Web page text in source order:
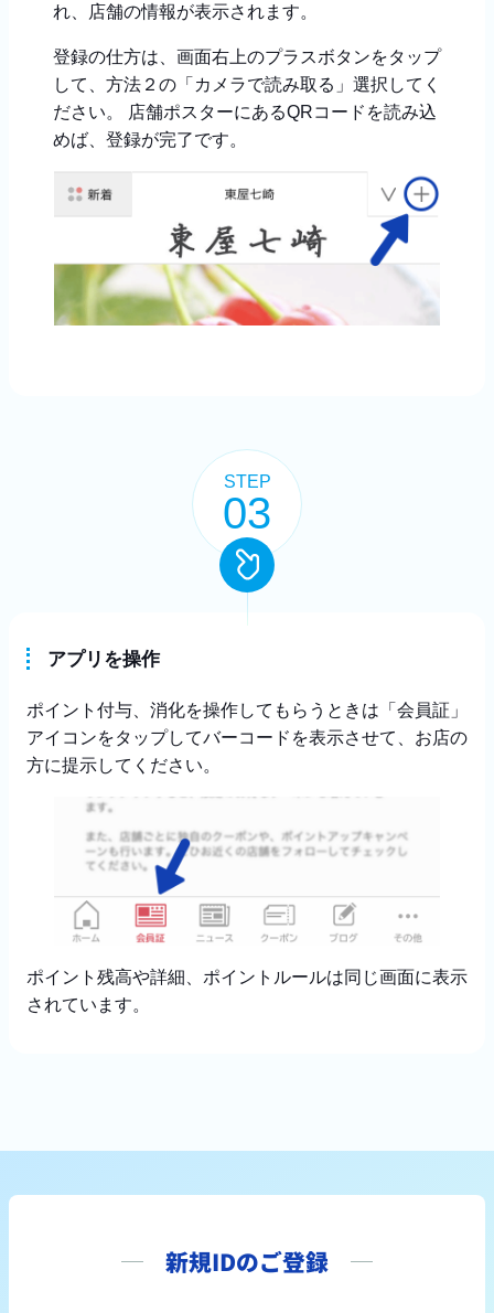
れ、店舗の情報が表示されます。
登録の仕方は、画面右上のプラスボタンをタップ
して、方法２の「カメラで読み取る」選択してく
ださい。 店舗ポスターにあるQRコードを読み込
めば、登録が完了です。
STEP
03
アプリを操作
ポイント付与、消化を操作してもらうときは「会員証」
アイコンをタップしてバーコードを表示させて、お店の
方に提示してください。
ポイント残高や詳細、ポイントルールは同じ画面に表示
されています。
新規IDのご登録